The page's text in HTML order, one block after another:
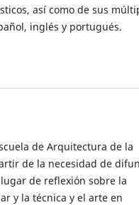
así como de sus
inglés y portugués.
de Arquitectura de la
de la necesidad de
de reflexión sobre la
y la técnica y el arte en